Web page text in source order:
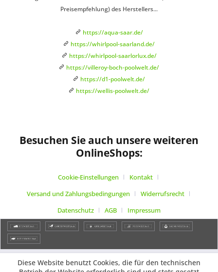
Preisempfehlung) des Herstellers...
https://aqua-saar.de/
https://whirlpool-saarland.de/
https://whirlpool-saarlorlux.de/
https://villeroy-boch-poolwelt.de/
https://d1-poolwelt.de/
https://wellis-poolwelt.de/
Besuchen Sie auch unsere weiteren
OnlineShops:
Cookie-Einstellungen
Kontakt
Versand und Zahlungsbedingungen
Widerrufsrecht
Datenschutz
AGB Impressum
Diese Website benutzt Cookies, die für den technischen